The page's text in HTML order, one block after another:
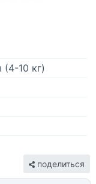
10 кг)
поделиться